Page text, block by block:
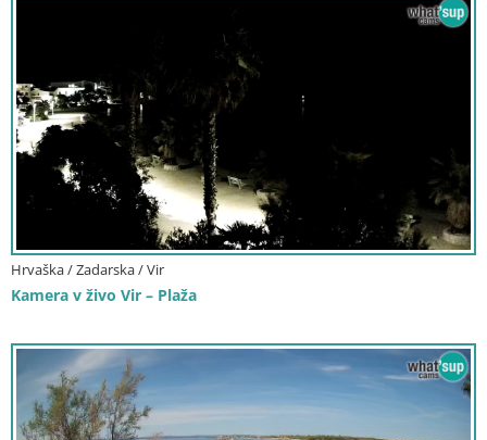
Hrvaška / Zadarska / Vir
Kamera v živo Vir – Plaža